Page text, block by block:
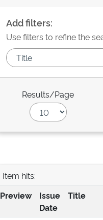
Add filters:
Use filters to refine the
Results/Page
Item hits:
Preview
Issue
Date
Title